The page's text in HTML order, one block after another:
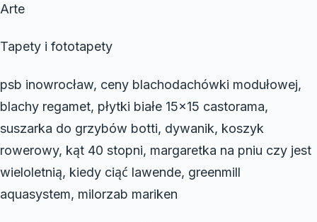
Arte
Tapety i fototapety
psb inowrocław, ceny blachodachówki modułowej,
blachy regamet, płytki białe 15×15 castorama,
suszarka do grzybów botti, dywanik, koszyk
rowerowy, kąt 40 stopni, margaretka na pniu czy jest
wieloletnią, kiedy ciąć lawende, greenmill
aquasystem, milorzab mariken